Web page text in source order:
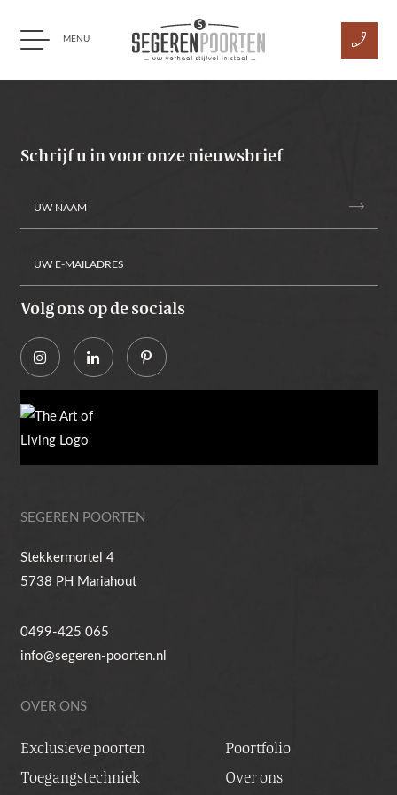
Ga naar content
MENU phone_enabled
Schrijf u in voor onze nieuwsbrief
trending_flat
Alternative:
Volg ons op de socials
SEGEREN POORTEN
Stekkermortel 4
5738 PH Mariahout
0499-425 065
info@segeren-poorten.nl
OVER ONS
Exclusieve poorten
Toegangstechniek
Poortfolio
Over ons